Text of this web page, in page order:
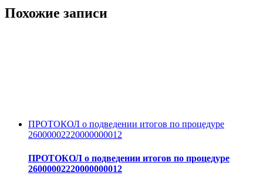
Похожие записи
ПРОТОКОЛ о подведении итогов по процедуре
26000002220000000012
ПРОТОКОЛ о подведении итогов по процедуре
26000002220000000012